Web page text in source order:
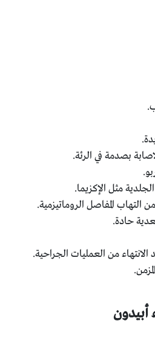
بصدمة في الرئة.
مثل الإكزيما.
التهاب المفاصل الروماتيزمية.
حادة.
من العمليات الجراحية.